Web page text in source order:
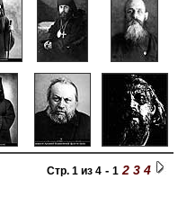
Стр. 1 из 4- 1 2 3 4